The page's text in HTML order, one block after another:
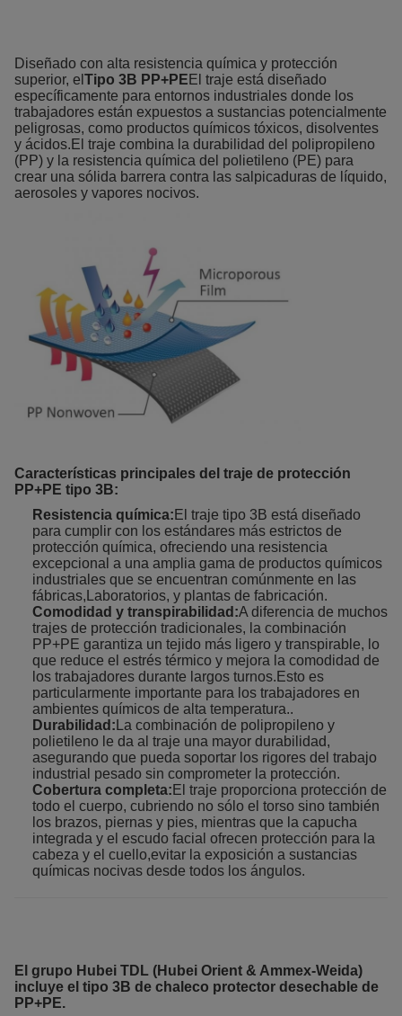
Diseñado con alta resistencia química y protección
superior, el Tipo 3B PP+PE El traje está diseñado
específicamente para entornos industriales donde los
trabajadores están expuestos a sustancias potencialmente
peligrosas, como productos químicos tóxicos, disolventes
y ácidos.El traje combina la durabilidad del polipropileno
(PP) y la resistencia química del polietileno (PE) para
crear una sólida barrera contra las salpicaduras de líquido,
aerosoles y vapores nocivos.
Características principales del traje de protección
PP+PE tipo 3B:
Resistencia química: El traje tipo 3B está diseñado
para cumplir con los estándares más estrictos de
protección química, ofreciendo una resistencia
excepcional a una amplia gama de productos químicos
industriales que se encuentran comúnmente en las
fábricas,Laboratorios, y plantas de fabricación.
Comodidad y transpirabilidad:A diferencia de muchos
trajes de protección tradicionales, la combinación
PP+PE garantiza un tejido más ligero y transpirable, lo
que reduce el estrés térmico y mejora la comodidad de
los trabajadores durante largos turnos.Esto es
particularmente importante para los trabajadores en
ambientes químicos de alta temperatura..
Durabilidad: La combinación de polipropileno y
polietileno le da al traje una mayor durabilidad,
asegurando que pueda soportar los rigores del trabajo
industrial pesado sin comprometer la protección.
Cobertura completa: El traje proporciona protección de
todo el cuerpo, cubriendo no sólo el torso sino también
los brazos, piernas y pies, mientras que la capucha
integrada y el escudo facial ofrecen protección para la
cabeza y el cuello,evitar la exposición a sustancias
químicas nocivas desde todos los ángulos.
El grupo Hubei TDL (Hubei Orient & Ammex-Weida)
incluye el tipo 3B de chaleco protector desechable de
PP+PE.